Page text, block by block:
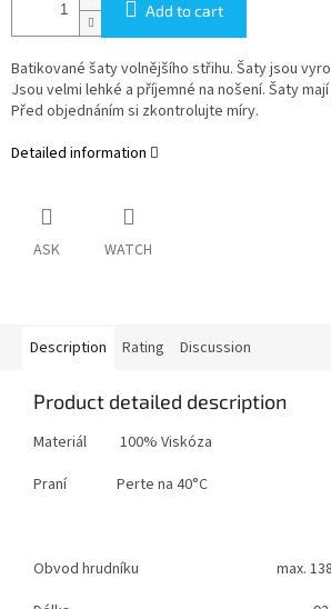
Add to cart
Batikované šaty volnějšího střihu. Šaty jsou
Jsou velmi lehké a příjemné na nošení. Šaty
Před objednáním si zkontrolujte míry.
Detailed information
ASK WATCH
Description Rating Discussion
Product detailed description
Materiál 100% Viskóza
Praní Perte na 40°C
Obvod hrudníku
max.